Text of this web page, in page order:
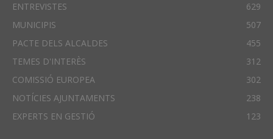
ENTREVISTES
629
MUNICIPIS
507
PACTE DELS ALCALDES
455
TEMES D'INTERÈS
312
COMISSIÓ EUROPEA
302
NOTÍCIES AJUNTAMENTS
238
EXPERTS EN GESTIÓ
123